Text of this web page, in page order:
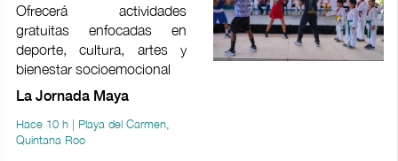
Ofrecerá actividades
gratuitas enfocadas en
deporte, cultura, artes y
bienestar socioemocional
La Jornada Maya
Hace 10 h | Playa del Carmen,
Quintana Roo